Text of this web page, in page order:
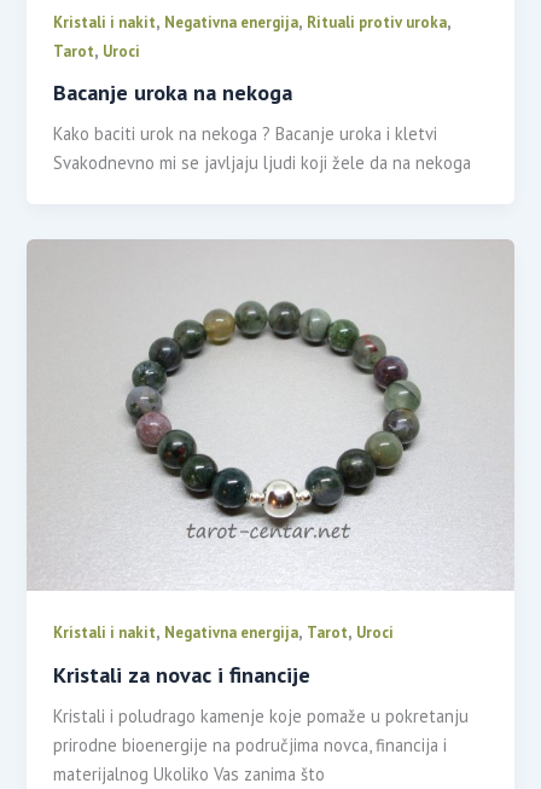
Kristali i nakit, Negativna energija, Rituali protiv uroka,
Tarot, Uroci
Bacanje uroka na nekoga
Kako baciti urok na nekoga ? Bacanje uroka i kletvi
Svakodnevno mi se javljaju ljudi koji žele da na nekoga
Kristali i nakit, Negativna energija, Tarot, Uroci
Kristali za novac i financije
Kristali i poludrago kamenje koje pomaže u pokretanju
prirodne bioenergije na područjima novca, financija i
materijalnog Ukoliko Vas zanima što